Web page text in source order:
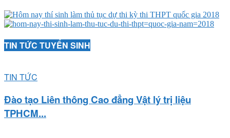
TIN TỨC TUYỂN SINH
TIN TỨC
Đào tạo Liên thông Cao đẳng Vật lý trị liệu
TPHCM...